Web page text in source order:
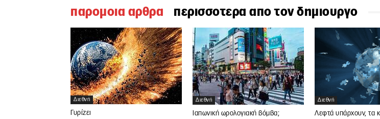
παρομοια αρθρα περισσοτερα απο τον δημιουργο
Διεθνή
Γυρίζει
Διεθνή
Ιαπωνική ωρολογιακή βόμβα;
Διεθνή
Λεφτά υπάρχουν, τα